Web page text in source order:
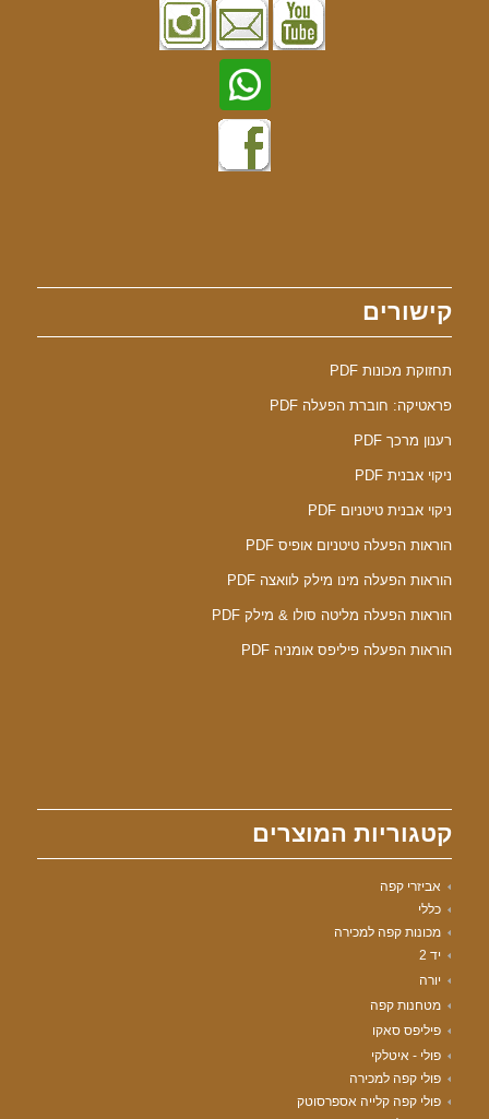
קישורים
תחזוקת מכונות PDF
פראטיקה: חוברת הפעלה PDF
רענון מרכך PDF
ניקוי אבנית PDF
ניקוי אבנית טיטניום PDF
הוראות הפעלה טיטניום אופיס PDF
הוראות הפעלה מינו מילק לוואצה PDF
הוראות הפעלה מליטה סולו & מילק PDF
הוראות הפעלה פיליפס אומניה PDF
קטגוריות המוצרים
אביזרי קפה
כללי
מכונות קפה למכירה
יד 2
יורה
מטחנות קפה
פיליפס סאקו
פולי - איטלקי
פולי קפה למכירה
פולי קפה קלייה אספרסוטק